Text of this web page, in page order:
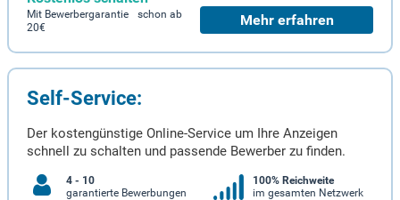
Mit Bewerbergarantie schon ab
20€
Mehr erfahren
Self-Service:
Der kostengünstige Online-Service um Ihre Anzeigen
schnell zu schalten und passende Bewerber zu finden.
4 - 10
garantierte Bewerbungen
100% Reichweite
im gesamten Netzwerk